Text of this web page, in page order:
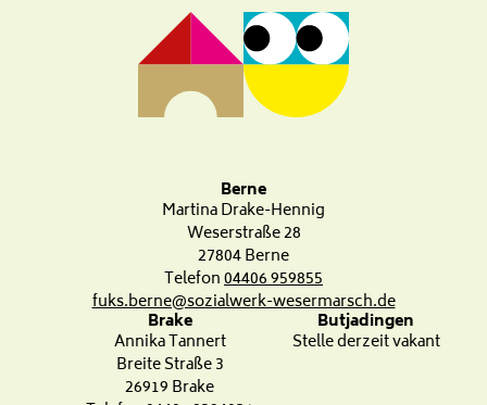
Berne
Martina Drake-Hennig
Weserstraße 28
27804 Berne
Telefon04406 959855
fuks.berne@sozialwerk-wesermarsch.de
Brake
Annika Tannert
Breite Straße 3
26919 Brake
Butjadingen
Stelle derzeit vakant